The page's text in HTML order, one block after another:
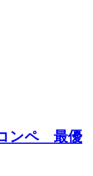
ンペ 最優